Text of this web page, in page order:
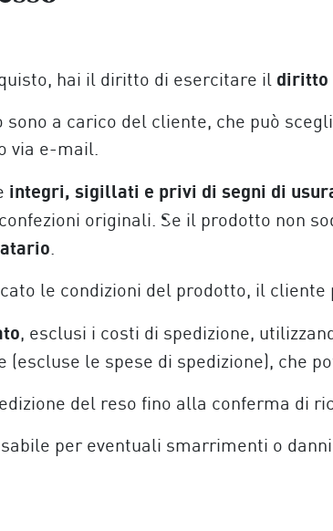
hai il diritto di esercitare il diritto
sono a carico del cliente, che può
via e-mail.
integri, sigillati e privi di segni di
originali. Se il prodotto non
.
le condizioni del prodotto, il
, esclusi i costi di spedizione,
(escluse le spese di spedizione), che
del reso fino alla conferma di
per eventuali smarrimenti o